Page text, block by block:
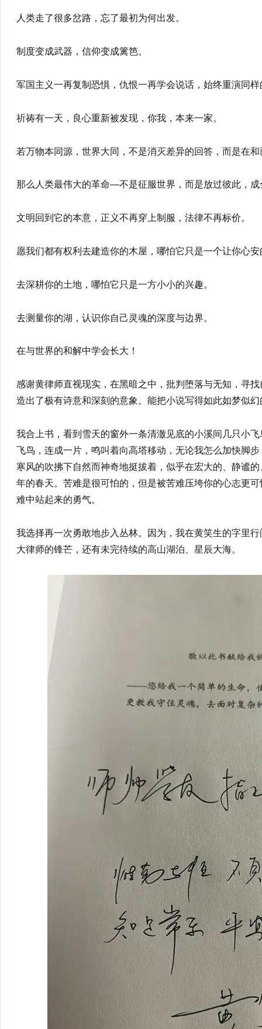
人类走了很多岔路，忘了最初为何出发。
制度变成武器，信仰变成篱笆。
军国主义一再复制恐惧，仇恨一再学会说话，始终重演同样
祈祷有一天，良心重新被发现，你我，本来一家。
若万物本同源，世界大同，不是消灭差异的回答，而是在
那么人类最伟大的革命—不是征服世界，而是放过彼此，成
文明回到它的本意，正义不再穿上制服，法律不再标价。
愿我们都有权利去建造你的木屋，哪怕它只是一个让你心
去深耕你的土地，哪怕它只是一方小小的兴趣。
去测量你的湖，认识你自己灵魂的深度与边界。
在与世界的和解中学会长大！
感谢黄律师直视现实，在黑暗之中，批判堕落与无知，寻
造出了极有诗意和深刻的意象。能把小说写得如此如梦似
我合上书，看到雪天的窗外一条清澈见底的小溪间几只小
飞鸟，连成一片，鸣叫着向高塔移动，无论我怎么加快脚
寒风的吹拂下自然而神奇地挺拔着，似乎在宏大的、静谧
年的春天。苦难是很可怕的，但是被苦难压垮你的心志更
难中站起来的勇气。
我选择再一次勇敢地步入丛林。因为，我在黄笑生的字里
大律师的锋芒，还有未完待续的高山湖泊、星辰大海。